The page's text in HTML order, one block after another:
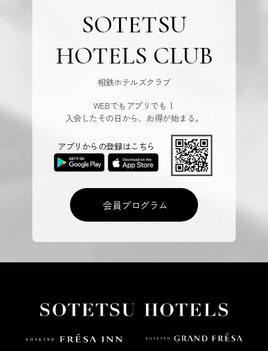
SOTETSU
HOTELS CLUB
相鉄ホテルズクラブ
WEBでもアプリでも！
入会したその日から、お得が始まる。
会員プログラム
アプリからの登録はこちら